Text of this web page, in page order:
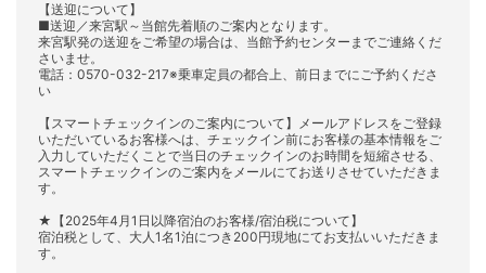
【送迎について】
■送迎／来宮駅～当館先着順のご案内となります。
来宮駅発の送迎をご希望の場合は、当館予約センターまでご連絡くだ
さいませ。
電話：0570-032-217※乗車定員の都合上、前日までにご予約くださ
い
【スマートチェックインのご案内について】メールアドレスをご登録
いただいているお客様へは、チェックイン前にお客様の基本情報をご
入力していただくことで当日のチェックインのお時間を短縮させる、
スマートチェックインのご案内をメールにてお送りさせていただきま
す。
★【2025年4月1日以降宿泊のお客様/宿泊税について】
宿泊税として、大人1名1泊につき200円現地にてお支払いいただきま
す。